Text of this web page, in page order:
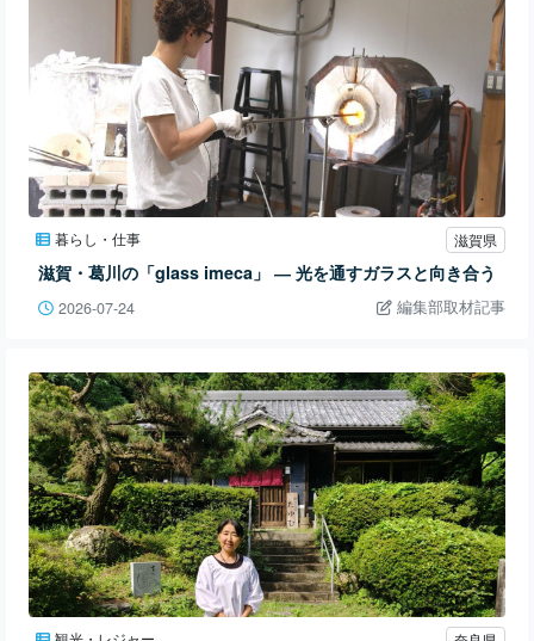
暮らし・仕事 滋賀県
滋賀・葛川の「glass imeca」 ― 光を通すガラスと向き合う
2026-07-24 編集部取材記事